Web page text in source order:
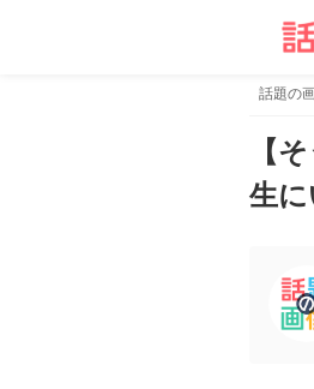
話題の
【
生